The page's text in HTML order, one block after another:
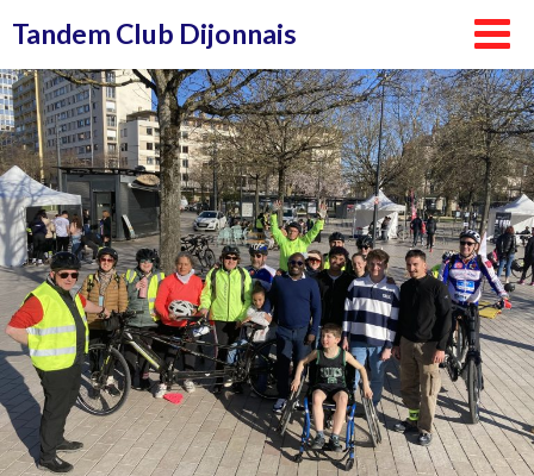
au
contenu
Tandem Club Dijonnais